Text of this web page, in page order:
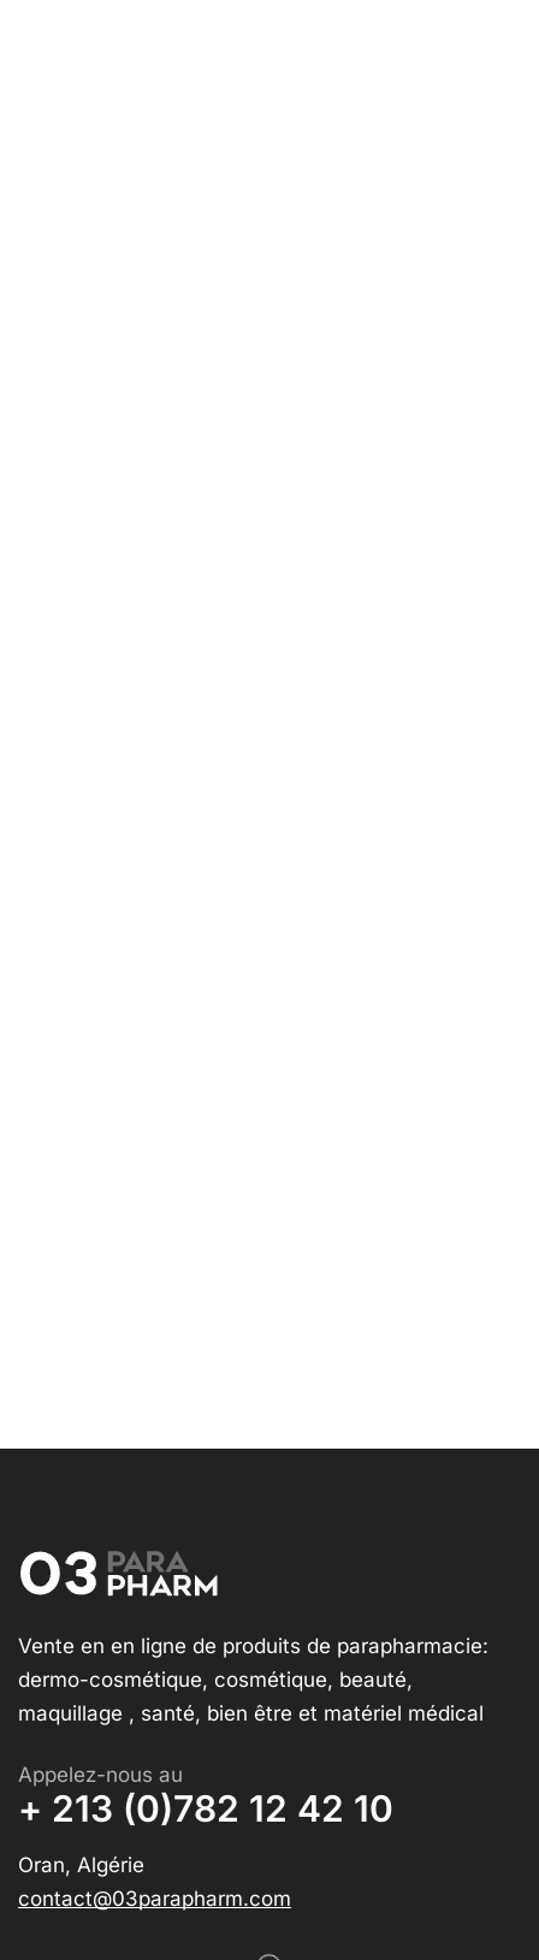
Vente en en ligne de produits de parapharmacie:
dermo-cosmétique, cosmétique, beauté,
maquillage , santé, bien être et matériel médical
Appelez-nous au
+ 213 (0)782 12 42 10
Oran, Algérie
contact@03parapharm.com